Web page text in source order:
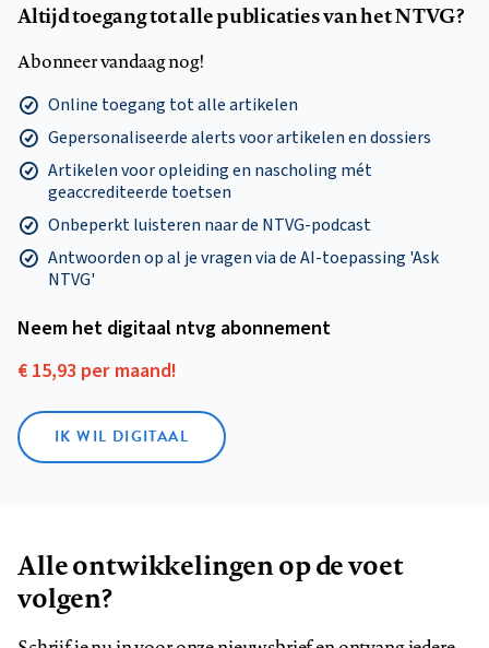
Altijd toegang tot alle publicaties van het NTVG?
Abonneer vandaag nog!
Online toegang tot alle artikelen
Gepersonaliseerde alerts voor artikelen en dossiers
Artikelen voor opleiding en nascholing mét
geaccrediteerde toetsen
Onbeperkt luisteren naar de NTVG-podcast
Antwoorden op al je vragen via de AI-toepassing 'Ask
NTVG'
Neem het digitaal ntvg abonnement
€ 15,93 per maand!
IK WIL DIGITAAL
Alle ontwikkelingen op de voet
volgen?